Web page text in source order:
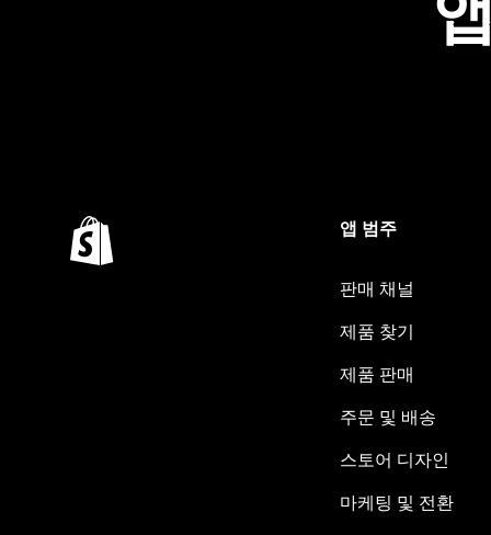
앱 범주
판매 채널
제품 찾기
제품 판매
주문 및 배송
스토어 디자인
마케팅 및 전환